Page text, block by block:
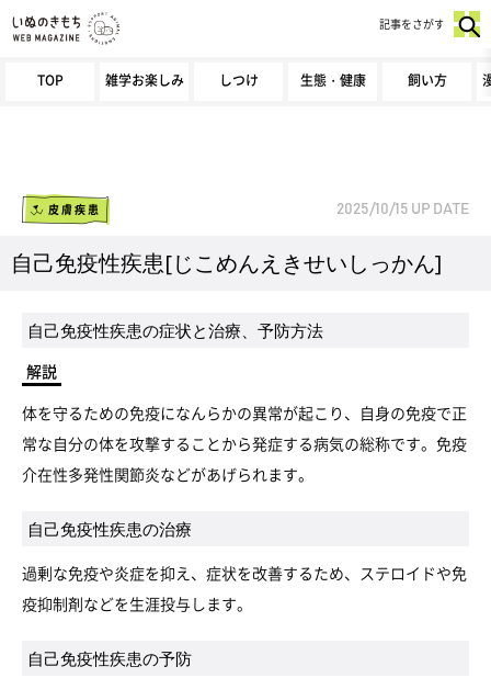
TOP 雑学お楽しみ しつけ 生態・健康 飼い方
記事をさがす
皮膚疾患 2025/10/15 UP DATE
自己免疫性疾患[じこめんえきせいしっかん]
自己免疫性疾患の症状と治療、予防方法
解説
体を守るための免疫になんらかの異常が起こり、自身の免疫で正
常な自分の体を攻撃することから発症する病気の総称です。免疫
介在性多発性関節炎などがあげられます。
自己免疫性疾患の治療
過剰な免疫や炎症を抑え、症状を改善するため、ステロイドや免
疫抑制剤などを生涯投与します。
自己免疫性疾患の予防